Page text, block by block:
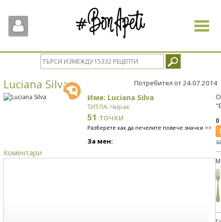
Toggle
Luciana Silva Потребител от 24.07.2014
Име: Luciana Silva
ТИТЛА: Чирак
51 точки
Разберете как да печелите повече значки >>
За мен:
Коментари